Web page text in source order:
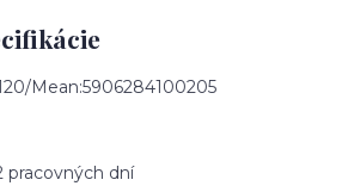
Mean:5906284100205
pracovných dní